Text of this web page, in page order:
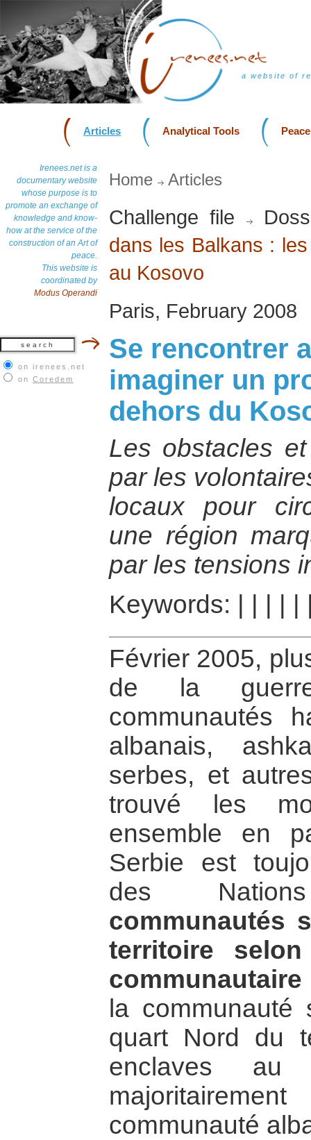
a website of
Articles Analytical Tools
Irenees.net is a
documentary website
whose purpose is to
promote an exchange of
knowledge and know-
how at the service of the
construction of an Art of
peace.
This website is
coordinated by
Modus Operandi
on irenees.net
on Coredem
Home Articles
Challenge file
dans les Balkans :
au Kosovo
Paris, February 2008
Se rencontrer
imaginer un
dehors du
Les obstacles
par les
locaux pour
une région
par les tensions
Keywords:
Février 2005,
de la
communautés
albanais,
serbes, et
trouvé les
ensemble en
Serbie est
des
communautés
territoire
communautaire
la
quart Nord du
enclaves
communauté